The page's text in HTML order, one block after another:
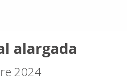
alargada
2024